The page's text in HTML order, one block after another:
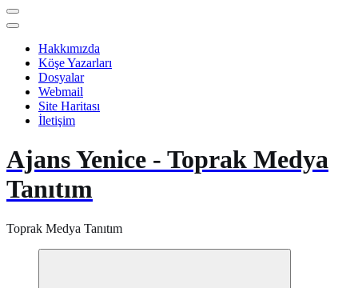
Hakkımızda
Köşe Yazarları
Dosyalar
Webmail
Site Haritası
İletişim
Ajans Yenice - Toprak Medya
Tanıtım
Toprak Medya Tanıtım